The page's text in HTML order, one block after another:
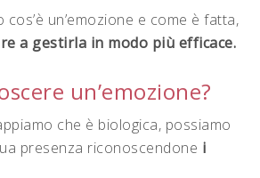
un’emozione e come è fatta,
a gestirla in modo più efficace.
un’emozione?
che è biologica, possiamo
presenza riconoscendone i